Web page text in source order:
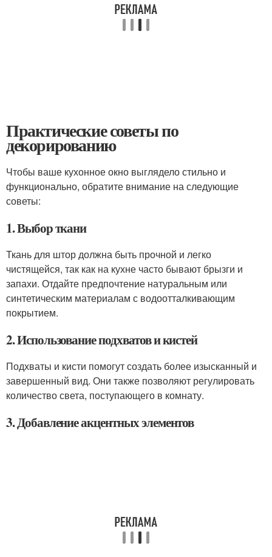
Практические советы по
декорированию
Чтобы ваше кухонное окно выглядело стильно и
функционально, обратите внимание на следующие
советы:
1. Выбор ткани
Ткань для штор должна быть прочной и легко
чистящейся, так как на кухне часто бывают брызги и
запахи. Отдайте предпочтение натуральным или
синтетическим материалам с водоотталкивающим
покрытием.
2. Использование подхватов и кистей
Подхваты и кисти помогут создать более изысканный и
завершенный вид. Они также позволяют регулировать
количество света, поступающего в комнату.
3. Добавление акцентных элементов